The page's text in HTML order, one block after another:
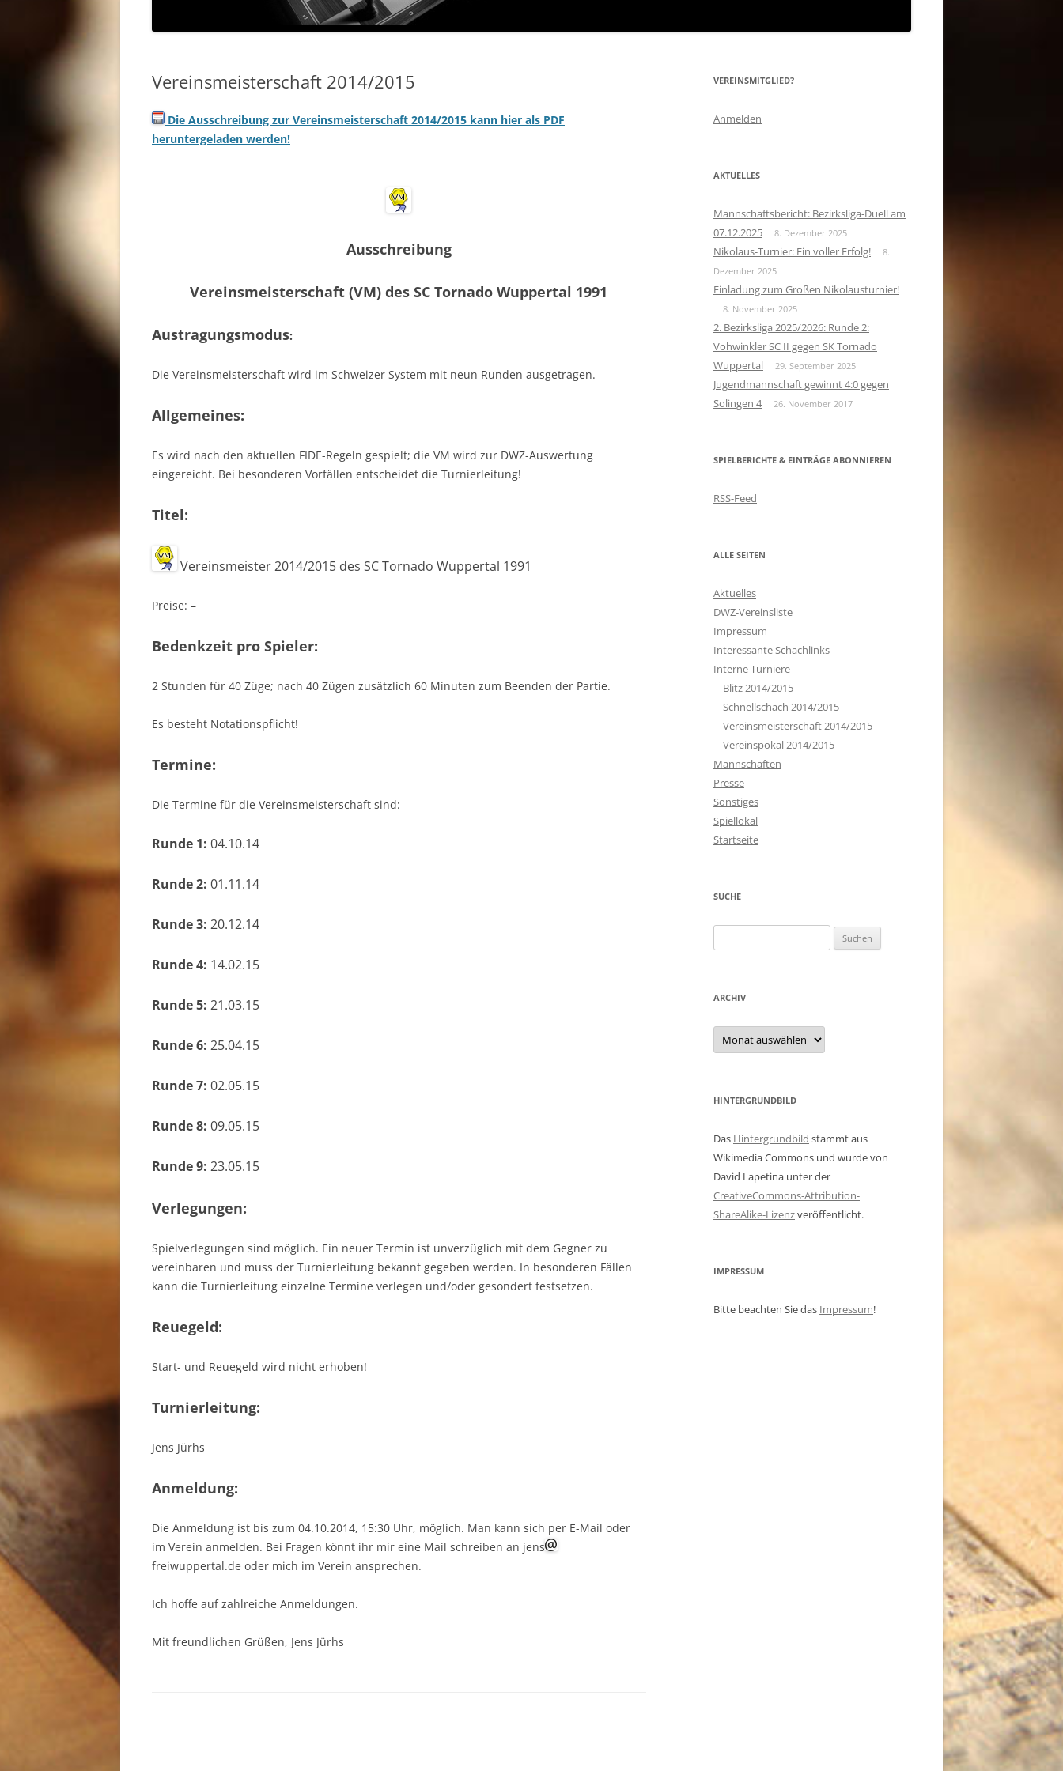
Vereinsmeisterschaft 2014/2015
Die Ausschreibung zur Vereinsmeisterschaft 2014/2015 kann hier als PDF
heruntergeladen werden!
Ausschreibung
Vereinsmeisterschaft (VM) des SC Tornado Wuppertal 1991
Austragungsmodus:
Die Vereinsmeisterschaft wird im Schweizer System mit neun Runden ausgetragen.
Allgemeines:
Es wird nach den aktuellen FIDE-Regeln gespielt; die VM wird zur DWZ-Auswertung
eingereicht. Bei besonderen Vorfällen entscheidet die Turnierleitung!
Titel:
Vereinsmeister 2014/2015 des SC Tornado Wuppertal 1991
Preise: –
Bedenkzeit pro Spieler:
2 Stunden für 40 Züge; nach 40 Zügen zusätzlich 60 Minuten zum Beenden der Partie.
Es besteht Notationspflicht!
Termine:
Die Termine für die Vereinsmeisterschaft sind:
Runde 1: 04.10.14
Runde 2: 01.11.14
Runde 3: 20.12.14
Runde 4: 14.02.15
Runde 5: 21.03.15
Runde 6: 25.04.15
Runde 7: 02.05.15
Runde 8: 09.05.15
Runde 9: 23.05.15
Verlegungen:
Spielverlegungen sind möglich. Ein neuer Termin ist unverzüglich mit dem Gegner zu
vereinbaren und muss der Turnierleitung bekannt gegeben werden. In besonderen Fällen
kann die Turnierleitung einzelne Termine verlegen und/oder gesondert festsetzen.
Reuegeld:
Start- und Reuegeld wird nicht erhoben!
Turnierleitung:
Jens Jürhs
Anmeldung:
Die Anmeldung ist bis zum 04.10.2014, 15:30 Uhr, möglich. Man kann sich per E-Mail oder
im Verein anmelden. Bei Fragen könnt ihr mir eine Mail schreiben an jens
freiwuppertal.de oder mich im Verein ansprechen.
Ich hoffe auf zahlreiche Anmeldungen.
Mit freundlichen Grüßen, Jens Jürhs
VEREINSMITGLIED?
Anmelden
AKTUELLES
Mannschaftsbericht: Bezirksliga-Duell am
07.12.2025
8. Dezember 2025
Nikolaus-Turnier: Ein voller Erfolg!
8.
Dezember 2025
Einladung zum Großen Nikolausturnier!
8. November 2025
2. Bezirksliga 2025/2026: Runde 2:
Vohwinkler SC II gegen SK Tornado
Wuppertal
29. September 2025
Jugendmannschaft gewinnt 4:0 gegen
Solingen 4
26. November 2017
SPIELBERICHTE & EINTRÄGE ABONNIEREN
RSS-Feed
ALLE SEITEN
Aktuelles
DWZ-Vereinsliste
Impressum
Interessante Schachlinks
Interne Turniere
Blitz 2014/2015
Schnellschach 2014/2015
Vereinsmeisterschaft 2014/2015
Vereinspokal 2014/2015
Mannschaften
Presse
Sonstiges
Spiellokal
Startseite
SUCHE
nach:
ARCHIV
Archiv
HINTERGRUNDBILD
Das Hintergrundbild stammt aus
Wikimedia Commons und wurde von
David Lapetina unter der
CreativeCommons-Attribution-
ShareAlike-Lizenzveröffentlicht.
IMPRESSUM
Bitte beachten Sie das Impressum!